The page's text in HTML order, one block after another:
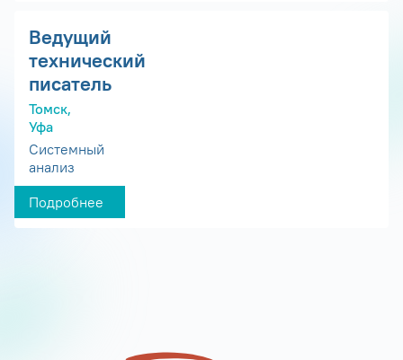
Ведущий
технический
писатель
Томск,
Уфа
Системный
анализ
Подробнее